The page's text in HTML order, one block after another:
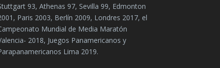
93, Athenas 97, Sevilla 99, Edmonton
Paris 2003, Berlín 2009, Londres 2017, el
Mundial de Media Maratón
2018, Juegos Panamericanos y
Lima 2019.